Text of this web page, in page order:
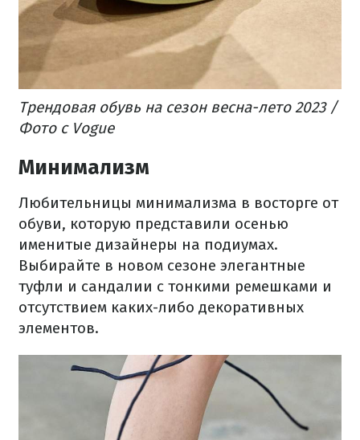
Трендовая обувь на сезон весна-лето 2023 /
Фото с Vogue
Минимализм
Любительницы минимализма в восторге от
обуви, которую представили осенью
именитые дизайнеры на подиумах.
Выбирайте в новом сезоне элегантные
туфли и сандалии с тонкими ремешками и
отсутствием каких-либо декоративных
элементов.